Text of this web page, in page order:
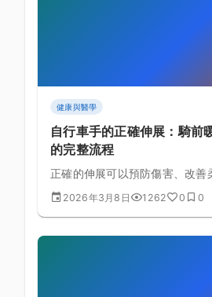
健康與醫學
自行車手的正確伸展：騎前
的完整流程
正確的伸展可以預防傷害、改善
復。為自行車手設計的完整伸展
態伸展和騎後靜態伸展。
2026年3月8日 1262 0 0